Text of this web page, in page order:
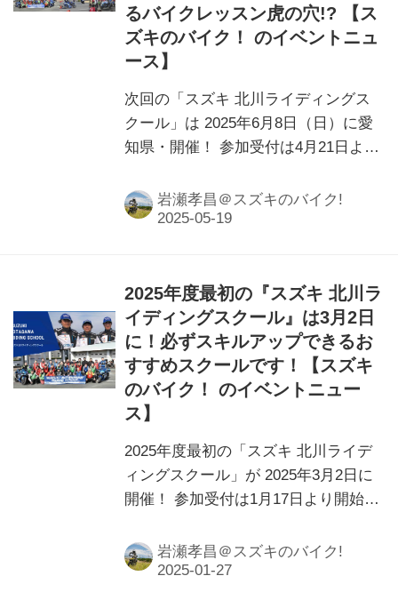
るバイクレッスン虎の穴!? 【ス
ズキのバイク！ のイベントニュ
ース】
次回の「スズキ 北川ライディングス
クール」は 2025年6月8日（日）に愛
知県・開催！ 参加受付は4月21日より
岩瀬孝昌＠スズキのバイク!
2025年度最初の『スズキ 北川ラ
イディングスクール』は3月2日
に！必ずスキルアップできるお
すすめスクールです！【スズキ
のバイク！ のイベントニュー
ス】
2025年度最初の「スズキ 北川ライデ
ィングスクール」が 2025年3月2日に
開催！ 参加受付は1月17日より開始さ
岩瀬孝昌＠スズキのバイク!